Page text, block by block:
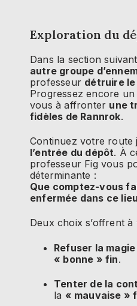
Exploration du
Dans la section
autre groupe
professeur détruire le
Progressez encore
vous à affronter une
fidèles de Rannrok.
Continuez votre route
l’entrée du dépôt. À
professeur Fig vous
déterminante :
Que comptez-vous
enfermée dans ce
Deux choix s’offrent à
Refuser la magie
« bonne » fin.
Tenter de la
la « mauvaise »